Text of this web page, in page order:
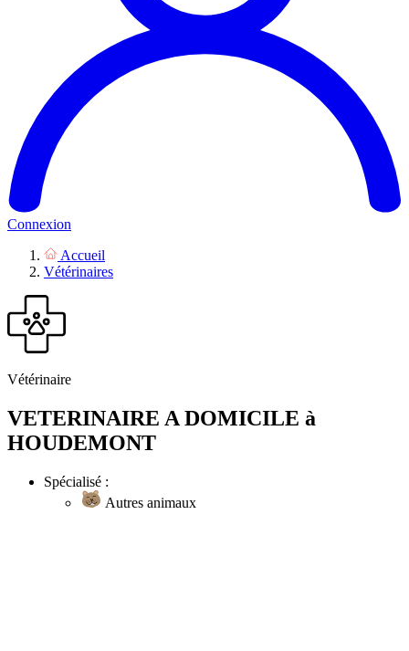
Connexion
Accueil
Vétérinaires
Vétérinaire
VETERINAIRE A DOMICILE à
HOUDEMONT
Spécialisé :
Autres animaux